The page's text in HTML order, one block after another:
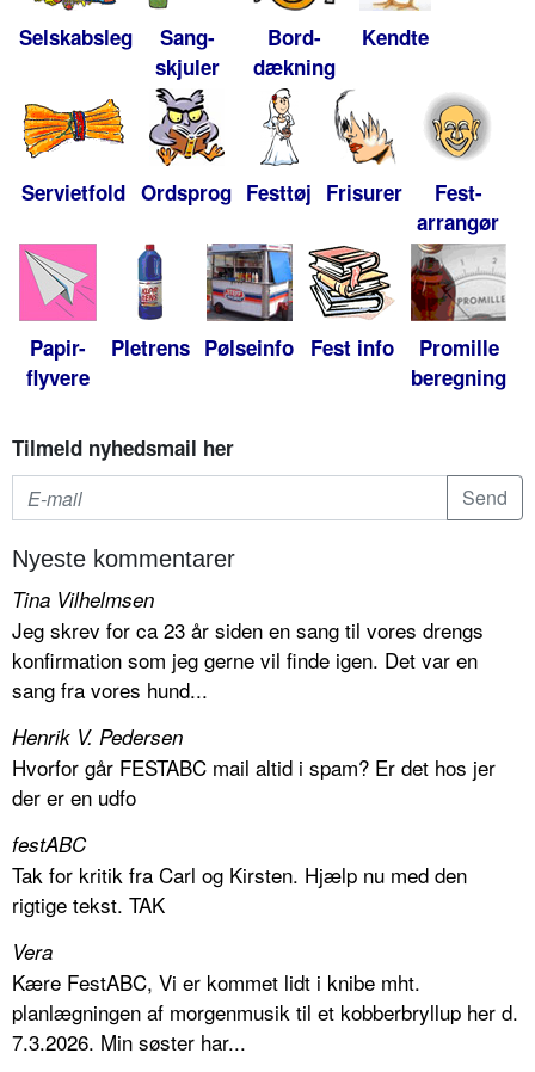
Selskabsleg
Sang-
skjuler
Bord-
dækning
Kendte
Servietfold Ordsprog Festtøj Frisurer
Fest-
arrangør
Papir-
flyvere
Pletrens Pølseinfo Fest info
Promille
beregning
Tilmeld nyhedsmail her
Nyeste kommentarer
Tina Vilhelmsen
Jeg skrev for ca 23 år siden en sang til vores drengs
konfirmation som jeg gerne vil finde igen. Det var en
sang fra vores hund...
Henrik V. Pedersen
Hvorfor går FESTABC mail altid i spam? Er det hos jer
der er en udfo
festABC
Tak for kritik fra Carl og Kirsten. Hjælp nu med den
rigtige tekst. TAK
Vera
Kære FestABC, Vi er kommet lidt i knibe mht.
planlægningen af morgenmusik til et kobberbryllup her d.
7.3.2026. Min søster har...